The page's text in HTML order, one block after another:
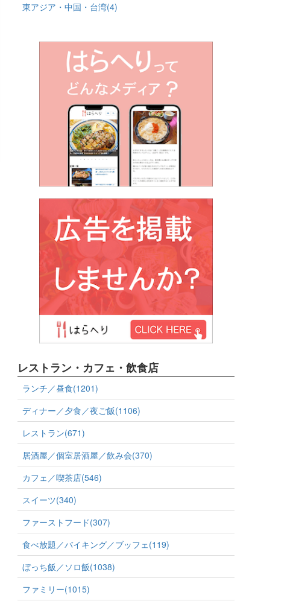
東アジア・中国・台湾(4)
レストラン・カフェ・飲食店
ランチ／昼食(1201)
ディナー／夕食／夜ご飯(1106)
レストラン(671)
居酒屋／個室居酒屋／飲み会(370)
カフェ／喫茶店(546)
スイーツ(340)
ファーストフード(307)
食べ放題／バイキング／ブッフェ(119)
ぼっち飯／ソロ飯(1038)
ファミリー(1015)